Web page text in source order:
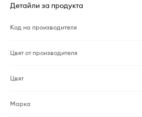
Детайли за продукта
Код на производителя
Цвят от производителя
Цвят
Марка